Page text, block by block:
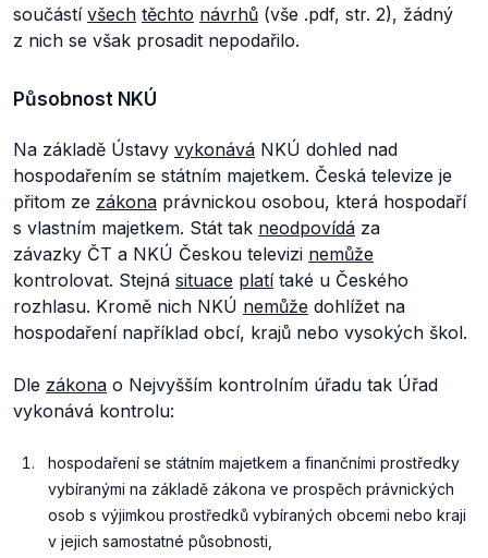
součástí všech těchto návrhů (vše .pdf, str. 2), žádný
z nich se však prosadit nepodařilo.
Působnost NKÚ
Na základě Ústavy vykonává NKÚ dohled nad
hospodařením se státním majetkem. Česká televize je
přitom ze zákona právnickou osobou, která hospodaří
s vlastním majetkem. Stát tak neodpovídá za
závazky ČT a NKÚ Českou televizi nemůže
kontrolovat. Stejná situace platítaké u Českého
rozhlasu. Kromě nich NKÚ nemůže dohlížet na
hospodaření například obcí, krajů nebo vysokých škol.
Dle zákona o Nejvyšším kontrolním úřadu tak Úřad
vykonává kontrolu:
hospodaření se státním majetkem a finančními prostředky
vybíranými na základě zákona ve prospěch právnických
osob s výjimkou prostředků vybíraných obcemi nebo kraji
v jejich samostatné působnosti,